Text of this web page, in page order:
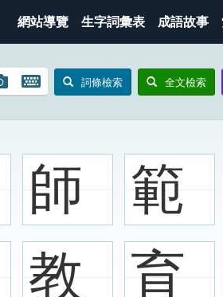
網站導覽 生字詞彙表 成語故事
開
鍵
圖
示
詞條檢索 全文檢索
師 範
教 育